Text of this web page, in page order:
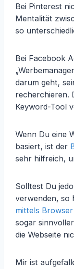
Bei Pinterest
Mentalität
so
Bei Facebook
darum geht,
recherchieren.
Keyword-Tool
Wenn Du eine
basiert, ist der
sehr hilfreich,
Solltest Du
verwenden, so
mittels Browser
sogar
die Webseite
Mir ist